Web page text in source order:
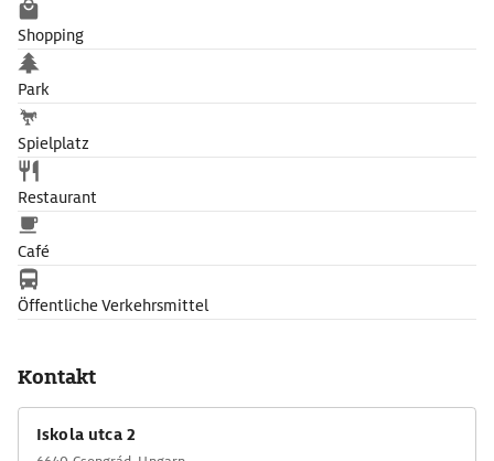
Shopping
Park
Spielplatz
Restaurant
Café
Öffentliche Verkehrsmittel
Kontakt
Iskola utca 2